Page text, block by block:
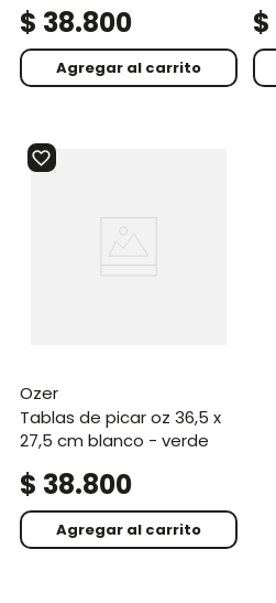
$ 38.800
Agregar al carrito
$
ozer
tablas de picar oz 36,5 x
27,5 cm blanco - verde
$ 38.800
Agregar al carrito